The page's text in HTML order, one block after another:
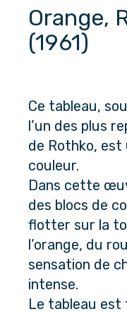
Orange,
(1961)
Ce tableau,
l’un des plus
de Rothko, est
couleur.
Dans cette
des blocs de
flotter sur la
l’orange, du
sensation de
intense.
Le tableau est